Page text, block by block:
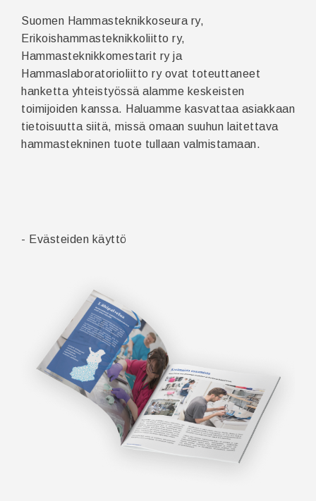
Suomen Hammasteknikkoseura ry,
Erikoishammasteknikkoliitto ry,
Hammasteknikkomestarit ry ja
Hammaslaboratorioliitto ry ovat toteuttaneet
hanketta yhteistyössä alamme keskeisten
toimijoiden kanssa. Haluamme kasvattaa asiakkaan
tietoisuutta siitä, missä omaan suuhun laitettava
hammastekninen tuote tullaan valmistamaan.
- Evästeiden käyttö